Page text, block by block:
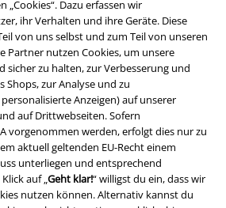
„Cookies“. Dazu erfassen wir
ihr Verhalten und ihre Geräte. Diese
von uns selbst und zum Teil von unseren
Partner nutzen Cookies, um unsere
sicher zu halten, zur Verbesserung und
Shops, zur Analyse und zu
Anzeigen) auf unserer
auf Drittwebseiten. Sofern
vorgenommen werden, erfolgt dies nur zu
aktuell geltenden EU-Recht einem
unterliegen und entsprechend
auf „Geht klar!“ willigst du ein, dass wir
nutzen können. Alternativ kannst du
Ghost
%
54,99 €
Claudia Nautical Flared Dress
Voodoo Vixen
Mittellanges Kleid